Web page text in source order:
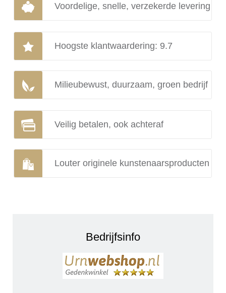
Voordelige, snelle, verzekerde levering
Hoogste klantwaardering: 9.7
Milieubewust, duurzaam, groen bedrijf
Veilig betalen, ook achteraf
Louter originele kunstenaarsproducten
Bedrijfsinfo